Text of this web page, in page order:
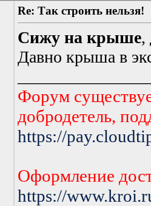
Re: Так строить нельзя!
Сижу на крыше,
Давно крыша в
Форум
добродетель,
https://
Оформление
https://